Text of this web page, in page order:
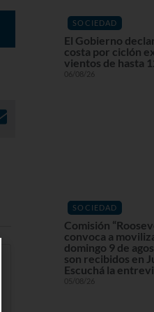
SOCIEDAD
El Gobierno
costa por ciclón
vientos de hasta
06/08/26
SOCIEDAD
Comisión
convoca a
domingo 9 de
son recibidos en
Escuchá la
05/08/26